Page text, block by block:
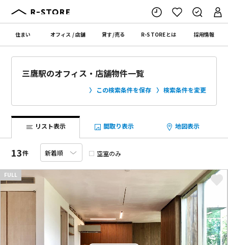
住まい オフィス /店舗 貸す/売る R-STOREとは 採用情報
三鷹駅のオフィス・店舗物件一覧
検索条件を変更
この検索条件を保存
リスト表示 間取り表示 地図表示
13件 空室のみ
FULL